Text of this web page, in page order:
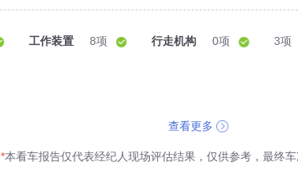
工作装置 8项 行走机构 0项 3项
查看更多
*本看车报告仅代表经纪人现场评估结果，仅供参考，最终